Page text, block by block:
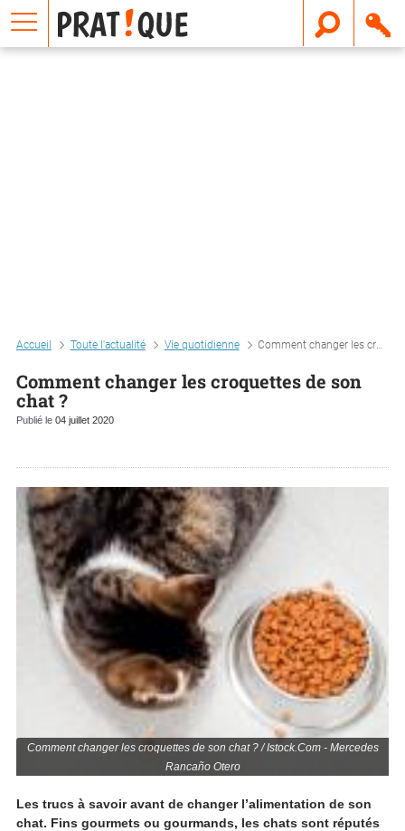
Accueil Toute l'actualité Vie quotidienne Comment changer les croquettes de son chat ?
Comment changer les croquettes de son
chat ?
Publié le 04 juillet 2020
Comment changer les croquettes de son chat ? / Istock.Com - Mercedes
Rancaño Otero
Les trucs à savoir avant de changer l’alimentation de son
chat. Fins gourmets ou gourmands, les chats sont réputés
E
m
a